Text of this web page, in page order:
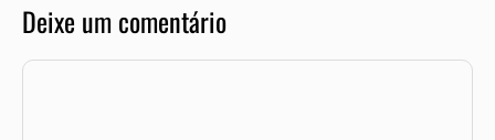
Deixe um comentário
Comentário